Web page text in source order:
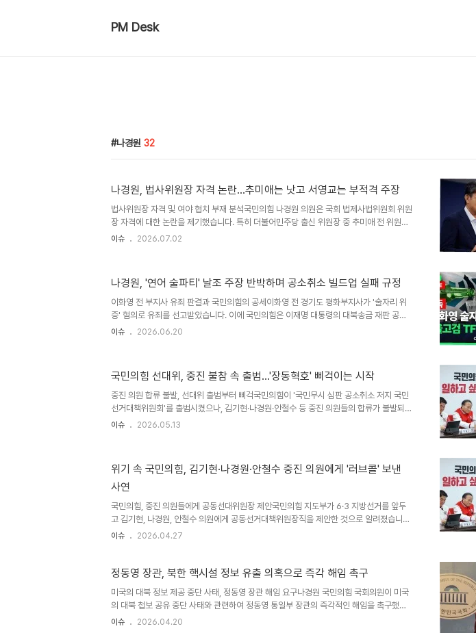
PM Desk
나경원 32
나경원, 법사위원장 자격 논란…추미애는 낫고 서영교는 부적격 주장
법사위원장 자격 및 여야 협치 부재 분석국민의힘 나경원 의원은 국회 법제사법위원회 위원
장 자격에 대한 논란을 제기했습니다. 특히 더불어민주당 출신 위원장 중 추미애 전 위원장
이 그나마 낫다고 평가했습니다. 서영교 신임 위원장에 대해서는 근본적인 자격이 부족하다
로 초강경 투쟁에 나서야 한다고 강조했습니다. 호남 반도체 투자 및 정치 현안에 대한 입장
호남권 반도체 투자 유치 방안에 대해 나 의원은 기업에 대한 직권남용이자 전당대회용이라
고 비판..
이슈 2026.07.02
나경원, '연어 술파티' 날조 주장 반박하며 공소취소 빌드업 실패 규정
이화영 전 부지사 유죄 판결과 국민의힘의 공세이화영 전 경기도 평화부지사가 '술자리 위
증' 혐의로 유죄를 선고받았습니다. 이에 국민의힘은 이재명 대통령의 대북송금 재판 공소
취소 주장이 근거를 잃었다고 공세를 펼치고 있습니다. 검찰의 수사가 조작되었다는 주장이
이 연어, 소주 등을 제공하며 허위 진술을 회유 및 압박했다고 주장했으며, 국회에서도 이를
증언했습니다. 이를 근거로 더불어민주당은 검찰의 '짜맞추기' 수사 진상 규명을 위한 특별
법 추진과..
이슈 2026.06.20
국민의힘 선대위, 중진 불참 속 출범…'장동혁호' 삐걱이는 시작
중진 의원 합류 불발, 선대위 출범부터 삐걱국민의힘이 '국민무시 심판 공소취소 저지 국민
선거대책위원회'를 출범시켰으나, 김기현·나경원·안철수 등 중진 의원들의 합류가 불발되며
시작부터 삐걱이는 모습을 보였습니다. 안철수 의원은 장동혁 대표로부터 공동선대위원장
바 없다' 선 긋기안철수 의원은 장동혁 대표로부터 공동선대위원장직 제안을 받은 사실이
없다고 시사저널에 밝혔습니다. 지난달 24일 송언석 원내대표와 만난 사실은 있으나, 장
대표와..
이슈 2026.05.13
위기 속 국민의힘, 김기현·나경원·안철수 중진 의원에게 '러브콜' 보낸
사연
국민의힘, 중진 의원들에게 공동선대위원장 제안국민의힘 지도부가 6·3 지방선거를 앞두
고 김기현, 나경원, 안철수 의원에게 공동선거대책위원장직을 제안한 것으로 알려졌습니다.
송언석 원내대표가 직접 세 의원에게 러브콜을 보냈으며, 안철수 의원은 지역 선거 준비 상
위한 전략으로 풀이됩니다. 국민의힘 관계자는 "대표 사퇴론까지 나오는 상황에서 국면을
대위원장을 맡는 게 지금으로선 최선의 수"라고 언급했습니다. 중진 중심 선대위 구성, 과거
사례와..
이슈 2026.04.27
정동영 장관, 북한 핵시설 정보 유출 의혹으로 즉각 해임 촉구
미국의 대북 정보 제공 중단 사태, 정동영 장관 해임 요구나경원 국민의힘 국회의원이 미국
의 대북 첩보 공유 중단 사태와 관련하여 정동영 통일부 장관의 즉각적인 해임을 촉구했습
니다. 나 의원은 페이스북을 통해 "미국이 한국에 제공하던 대북 첩보 공유를 갑자기 중단했
이슈 2026.04.20